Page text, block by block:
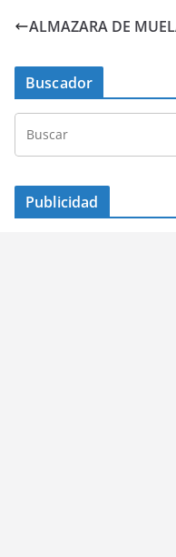
ALMAZARA DE
Buscador
Publicidad